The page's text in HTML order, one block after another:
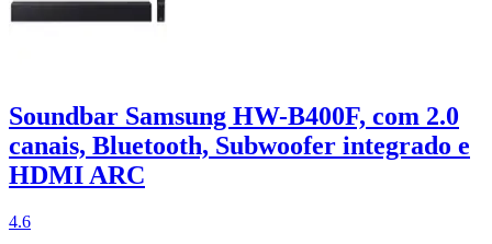
Soundbar Samsung HW-B400F, com 2.0
canais, Bluetooth, Subwoofer integrado e
HDMI ARC
4.6